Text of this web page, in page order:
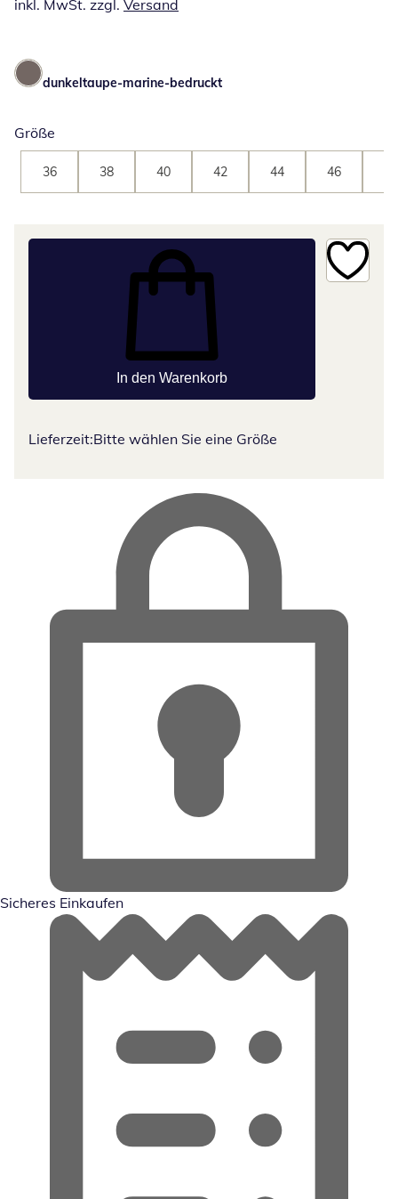
inkl. MwSt. zzgl. Versand
dunkeltaupe-marine-bedruckt
Größe
36 38 40 42 44 46
In den Warenkorb
Lieferzeit:Bitte wählen Sie eine Größe
Sicheres Einkaufen